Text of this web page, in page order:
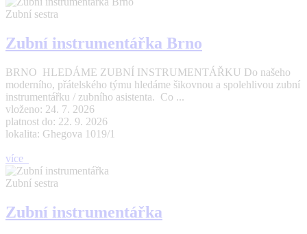
Zubní sestra
Zubní instrumentářka Brno
BRNO HLEDÁME ZUBNÍ INSTRUMENTÁŘKU Do našeho
moderního, přátelského týmu hledáme šikovnou a spolehlivou zubní
instrumentářku / zubního asistenta. Co ...
vloženo: 24. 7. 2026
platnost do: 22. 9. 2026
lokalita: Ghegova 1019/1
více
Zubní sestra
Zubní instrumentářka